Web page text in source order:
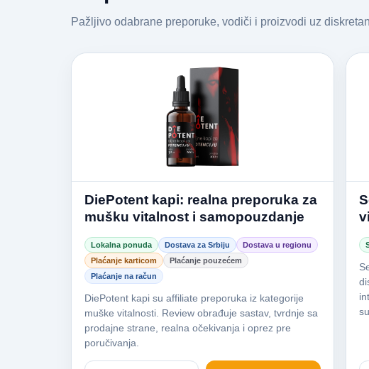
Pažljivo odabrane preporuke, vodiči i proizvodi uz
DiePotent kapi: realna preporuka za
mušku vitalnost i samopouzdanje
Lokalna ponuda Dostava za Srbiju
Dostava u regionu
Plaćanje karticom
Plaćanje pouzećem
Plaćanje na račun
DiePotent kapi su affiliate preporuka iz kategorije
muške vitalnosti. Review obrađuje sastav, tvrdnje sa
prodajne strane, realna očekivanja i oprez pre
poručivanja.